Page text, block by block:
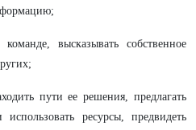
высказывать собственное
пути ее решения, предлагать
ресурсы, предвидеть